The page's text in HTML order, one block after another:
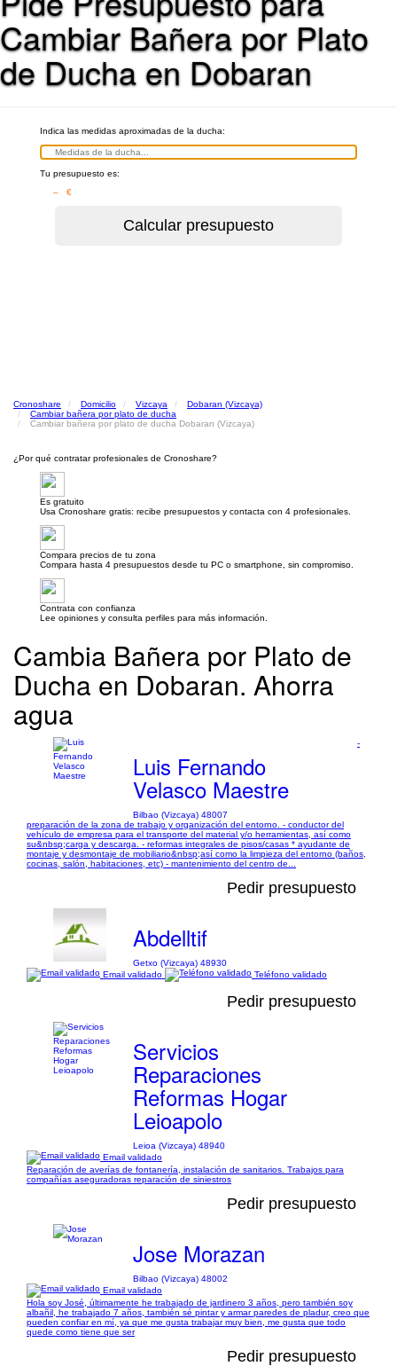
Cambiar Bañera por Plato
de Ducha en Dobaran
Indica las medidas aproximadas de la ducha:
Tu presupuesto es:
– €
Cronoshare Domicilio Vizcaya
Dobaran (Vizcaya)
Cambiar bañera por plato de ducha
Cambiar bañera por plato de ducha Dobaran (Vizcaya)
¿Por qué contratar profesionales de Cronoshare?
Es gratuito
Usa Cronoshare gratis: recibe presupuestos y contacta con 4 profesionales.
Compara precios de tu zona
Compara hasta 4 presupuestos desde tu PC o smartphone, sin compromiso.
Contrata con confianza
Lee opiniones y consulta perfiles para más información.
Cambia Bañera por Plato de
Ducha en Dobaran. Ahorra
agua
Luis Fernando
Velasco Maestre
Bilbao (Vizcaya) 48007
-
preparación de la zona de trabajo y organización del entorno. - conductor del
vehículo de empresa para el transporte del material y/o herramientas, así como
su&nbsp;carga y descarga. - reformas integrales de pisos/casas * ayudante de
montaje y desmontaje de mobiliario&nbsp;así como la limpieza del entorno (baños,
cocinas, salón, habitaciones, etc) - mantenimiento del centro de...
Pedir presupuesto
Abdelltif
Getxo (Vizcaya) 48930
Email validado
Teléfono validado
Pedir presupuesto
Servicios
Reparaciones
Reformas Hogar
Leioapolo
Leioa (Vizcaya) 48940
Email validado
Reparación de averías de fontanería, instalación de sanitarios. Trabajos para
compañías aseguradoras reparación de siniestros
Pedir presupuesto
Jose Morazan
Bilbao (Vizcaya) 48002
Email validado
Hola soy José, últimamente he trabajado de jardinero 3 años, pero también soy
albañil, he trabajado 7 años, también sé pintar y armar paredes de pladur, creo que
pueden confiar en mí, ya que me gusta trabajar muy bien, me gusta que todo
quede como tiene que ser
Pedir presupuesto